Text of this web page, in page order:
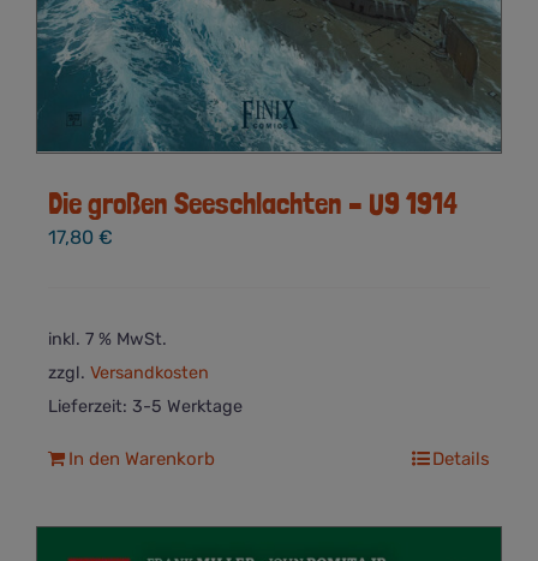
Die großen Seeschlachten – U9 1914
17,80 €
inkl. 7 % MwSt.
zzgl. Versandkosten
Lieferzeit: 3-5 Werktage
In den Warenkorb Details